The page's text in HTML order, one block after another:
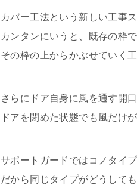
カバー工法という新しい工事
カンタンにいうと、既存の枠で
その枠の上からかぶせていく工
さらにドア自身に風を通す開
ドアを閉めた状態でも風だけ
サポートガードではコノタイ
だから同じタイプがどうして